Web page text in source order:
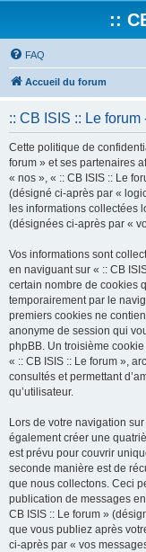
::
FAQ
Accueil du forum
:: CB ISIS :: Le
Cette politique de
forum » et ses partenaires
« nos », « :: CB ISIS :: Le
(désigné ci-après par «
les informations collectées
(désignées ci-après par «
Vos informations sont
en naviguant sur « :: CB
certain nombre de cookies
temporairement par le
premiers cookies ne
anonyme de session qui
phpBB. Un troisième
« :: CB ISIS :: Le forum »,
consultés et permettant
qu’utilisateur.
Lors de votre navigation
également créer une
est prévu pour couvrir
seconde manière est de
que nous collectons. Ceci
publication de messages
CB ISIS :: Le forum »
que vous publiez après
ci-après par « vos